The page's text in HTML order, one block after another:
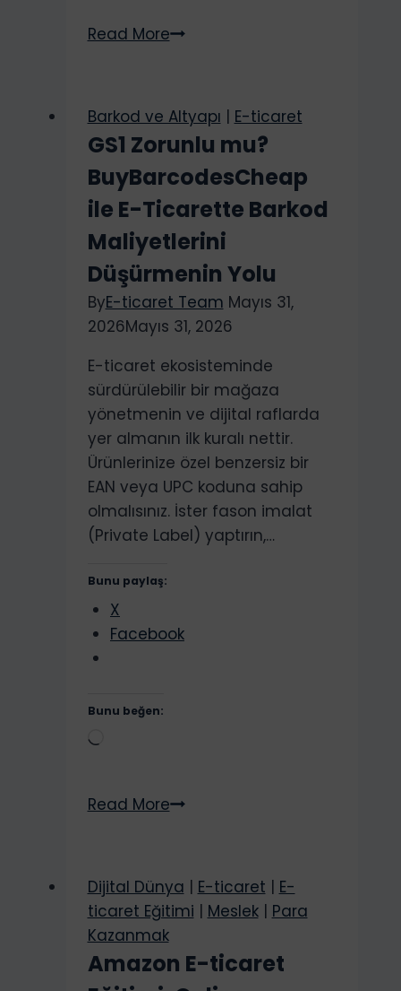
Read More3D
Yapılır
ve
Süreçleri
Nelerdir?
3D
Animasyon
Yapma
Programı
Barkod ve Altyapı | E-ticaret
GS1 Zorunlu mu?
BuyBarcodesCheap
ile E-Ticarette Barkod
Maliyetlerini
Düşürmenin Yolu
ByE-ticaret Team Mayıs 31,
2026Mayıs 31, 2026
E-ticaret ekosisteminde
sürdürülebilir bir mağaza
yönetmenin ve dijital raflarda
yer almanın ilk kuralı nettir.
Ürünlerinize özel benzersiz bir
EAN veya UPC koduna sahip
olmalısınız. İster fason imalat
(Private Label) yaptırın,…
Bunu paylaş:
X
Facebook
Bunu beğen:
Read MoreGS1
BuyBarcodesCheap
ile
E-
Ticarette
Barkod
Dijital Dünya | E-ticaret | E-
ticaret Eğitimi | Meslek| Para
Kazanmak
Amazon E-ticaret